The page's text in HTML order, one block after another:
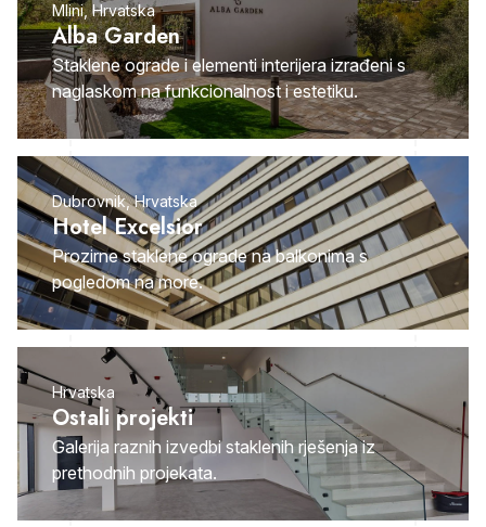
Mlini, Hrvatska
Alba Garden
Staklene ograde i elementi interijera izrađeni s
naglaskom na funkcionalnost i estetiku.
Dubrovnik, Hrvatska
Hotel Excelsior
Prozirne staklene ograde na balkonima s
pogledom na more.
Hrvatska
Ostali projekti
Galerija raznih izvedbi staklenih rješenja iz
prethodnih projekata.